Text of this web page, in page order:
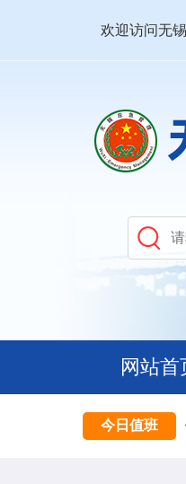
欢迎访问无
网站首
今日值班